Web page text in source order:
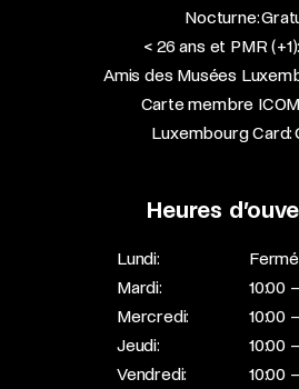
Nocturne:
< 26 ans et PMR
Amis des Musées
Carte membre
Luxembourg Card:
Heures
Lundi:
Fermé
Mardi:
10:00
Mercredi:
10:00
Jeudi:
10:00
Vendredi:
10:00